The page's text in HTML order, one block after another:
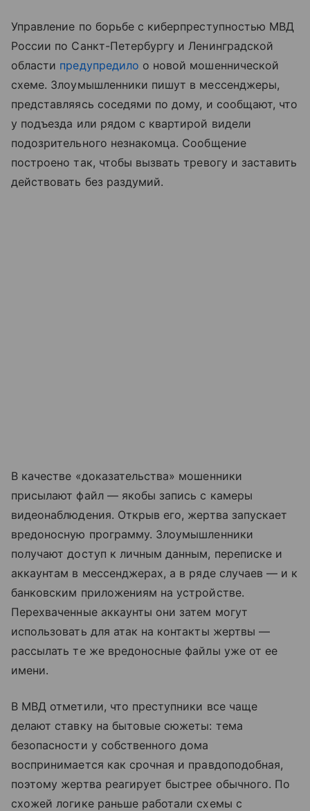
Управление по борьбе с киберпреступностью МВД
России по Санкт-Петербургу и Ленинградской
области предупредило о новой мошеннической
схеме. Злоумышленники пишут в мессенджеры,
представляясь соседями по дому, и сообщают, что
у подъезда или рядом с квартирой видели
подозрительного незнакомца. Сообщение
построено так, чтобы вызвать тревогу и заставить
действовать без раздумий.
В качестве «доказательства» мошенники
присылают файл — якобы запись с камеры
видеонаблюдения. Открыв его, жертва запускает
вредоносную программу. Злоумышленники
получают доступ к личным данным, переписке и
аккаунтам в мессенджерах, а в ряде случаев — и к
банковским приложениям на устройстве.
Перехваченные аккаунты они затем могут
использовать для атак на контакты жертвы —
рассылать те же вредоносные файлы уже от ее
имени.
В МВД отметили, что преступники все чаще
делают ставку на бытовые сюжеты: тема
безопасности у собственного дома
воспринимается как срочная и правдоподобная,
поэтому жертва реагирует быстрее обычного. По
схожей логике раньше работали схемы с